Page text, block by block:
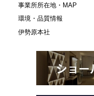
事業所所在地・MAP
環境・品質情報
伊勢原本社